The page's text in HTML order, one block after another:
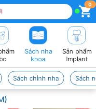
0
Sách nha
khoa
Sản phẩm
Implant
Sách chỉnh nha Sách